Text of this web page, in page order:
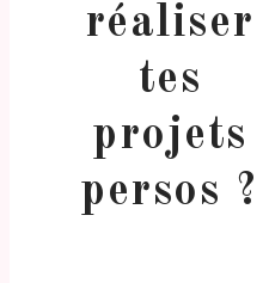
réaliser
tes
projets
persos ?